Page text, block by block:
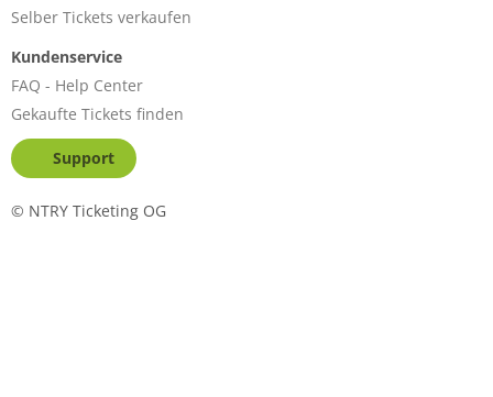
Selber Tickets verkaufen
Kundenservice
FAQ - Help Center
Gekaufte Tickets finden
Support
© NTRY Ticketing OG